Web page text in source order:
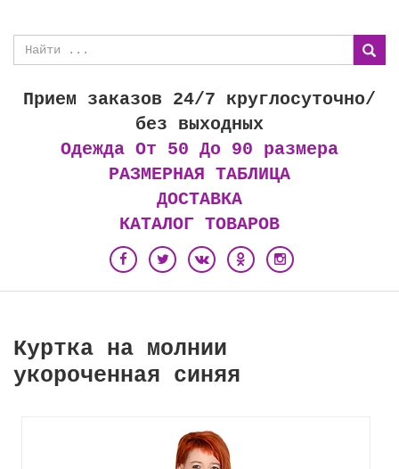
Прием заказов 24/7 круглосуточно/
без выходных
Одежда От 50 До 90 размера
РАЗМЕРНАЯ ТАБЛИЦА
ДОСТАВКА
КАТАЛОГ ТОВАРОВ
Куртка на молнии
укороченная синяя